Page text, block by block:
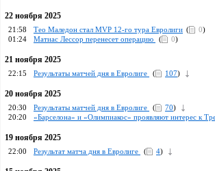
22 ноября 2025
21:58 Тео Маледон стал MVP 12-го тура Евролиги ( 0)
01:24
Матиас Лессор перенесет операцию ( 0)
21 ноября 2025
22:15 Pезультаты матчей дня в Евролиге ( 107)
20 ноября 2025
20:30 Pезультаты матчей дня в Евролиге ( 70)
20:20
«Барселона» и «Олимпиакос» проявляют интерес к
19 ноября 2025
22:00 Pезультат матча дня в Евролиге ( 4)